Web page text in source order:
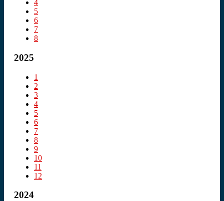
4
5
6
7
8
2025
1
2
3
4
5
6
7
8
9
10
11
12
2024